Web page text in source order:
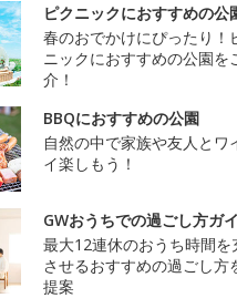
ピクニックにおすすめの公
春のおでかけにぴったり！
ニックにおすすめの公園を
介！
BBQにおすすめの公園
自然の中で家族や友人とワ
イ楽しもう！
GWおうちでの過ごし方ガ
最大12連休のおうち時間を
させるおすすめの過ごし方
提案